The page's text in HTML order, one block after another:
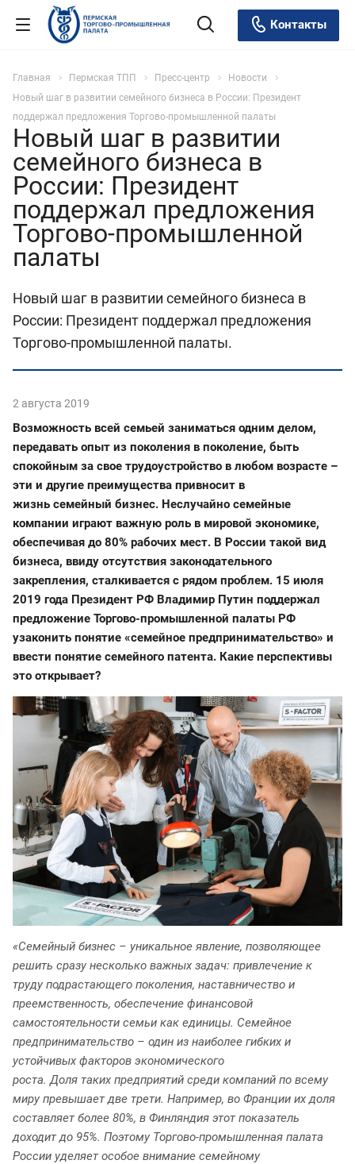
Контакты
Главная Пермская ТПП Пресс-центр
Новости
Новый шаг в развитии семейного бизнеса в России: Президент
поддержал предложения Торгово-промышленной палаты
Новый шаг в развитии
семейного бизнеса в
России: Президент
поддержал предложения
Торгово-промышленной
палаты
Новый шаг в развитии семейного бизнеса в
России: Президент поддержал предложения
Торгово-промышленной палаты.
2 августа 2019
Возможность всей семьей заниматься одним делом,
передавать опыт из поколения в поколение, быть
спокойным за свое трудоустройство в любом возрасте –
эти и другие преимущества привносит в
жизнь семейный бизнес. Неслучайно семейные
компании играют важную роль в мировой экономике,
обеспечивая до 80% рабочих мест. В России такой вид
бизнеса, ввиду отсутствия законодательного
закрепления, сталкивается с рядом проблем. 15 июля
2019 года Президент РФ Владимир Путин поддержал
предложение Торгово-промышленной палаты РФ
узаконить понятие «семейное предпринимательство» и
ввести понятие семейного патента. Какие перспективы
это открывает?
«Семейный бизнес – уникальное явление, позволяющее
решить сразу несколько важных задач: привлечение к
труду подрастающего поколения, наставничество и
преемственность, обеспечение финансовой
самостоятельности семьи как единицы. Семейное
предпринимательство – один из наиболее гибких и
устойчивых факторов экономического
роста. Доля таких предприятий среди компаний по всему
миру превышает две трети. Например, во Франции их доля
составляет более 80%, в Финляндия этот показатель
доходит до 95%. Поэтому Торгово-промышленная палата
России уделяет особое внимание семейному